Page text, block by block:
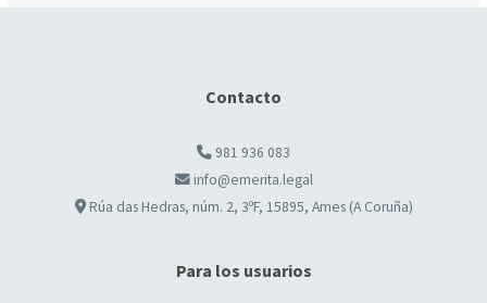
Contacto
981 936 083
info@emerita.legal
Rúa das Hedras, núm. 2, 3ºF, 15895, Ames (A Coruña)
Para los usuarios